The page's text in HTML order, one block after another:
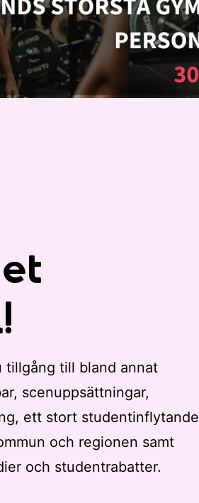
tillgång till bland annat
scenuppsättningar,
ett stort studentinflytande
och regionen samt
och studentrabatter.